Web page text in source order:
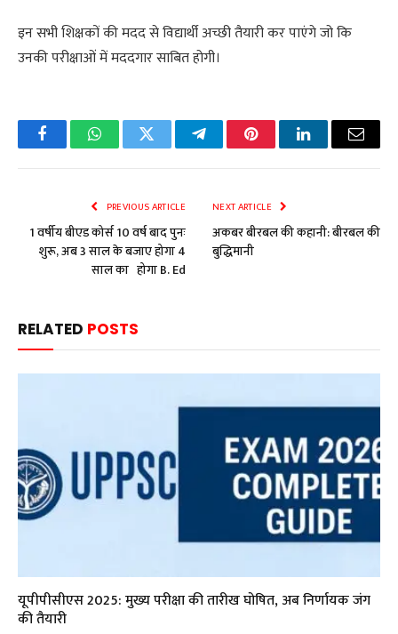
इन सभी शिक्षकों की मदद से विद्यार्थी अच्छी तैयारी कर पाएंगे जो कि
उनकी परीक्षाओं में मददगार साबित होगी।
FacebookWhatsAppTwitter TelegramPinterestLinkedInEmail
PREVIOUS ARTICLE
1 वर्षीय बीएड कोर्स 10 वर्ष बाद पुनः
शुरू, अब 3 साल के बजाए होगा 4
साल का होगा B. Ed
NEXT ARTICLE
अकबर बीरबल की कहानी: बीरबल की
बुद्धिमानी
RELATED POSTS
यूपीपीसीएस 2025: मुख्य परीक्षा की तारीख घोषित, अब निर्णायक जंग
की तैयारी